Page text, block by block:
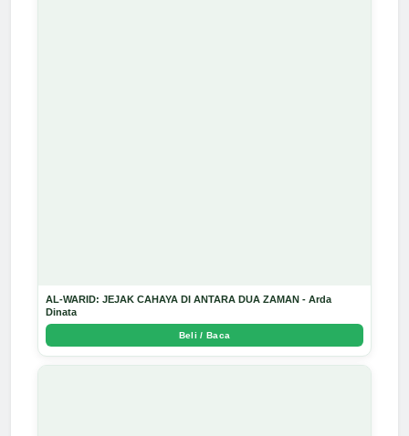
AL-WARID: JEJAK CAHAYA DI ANTARA DUA ZAMAN - Arda
Dinata
Beli / Baca